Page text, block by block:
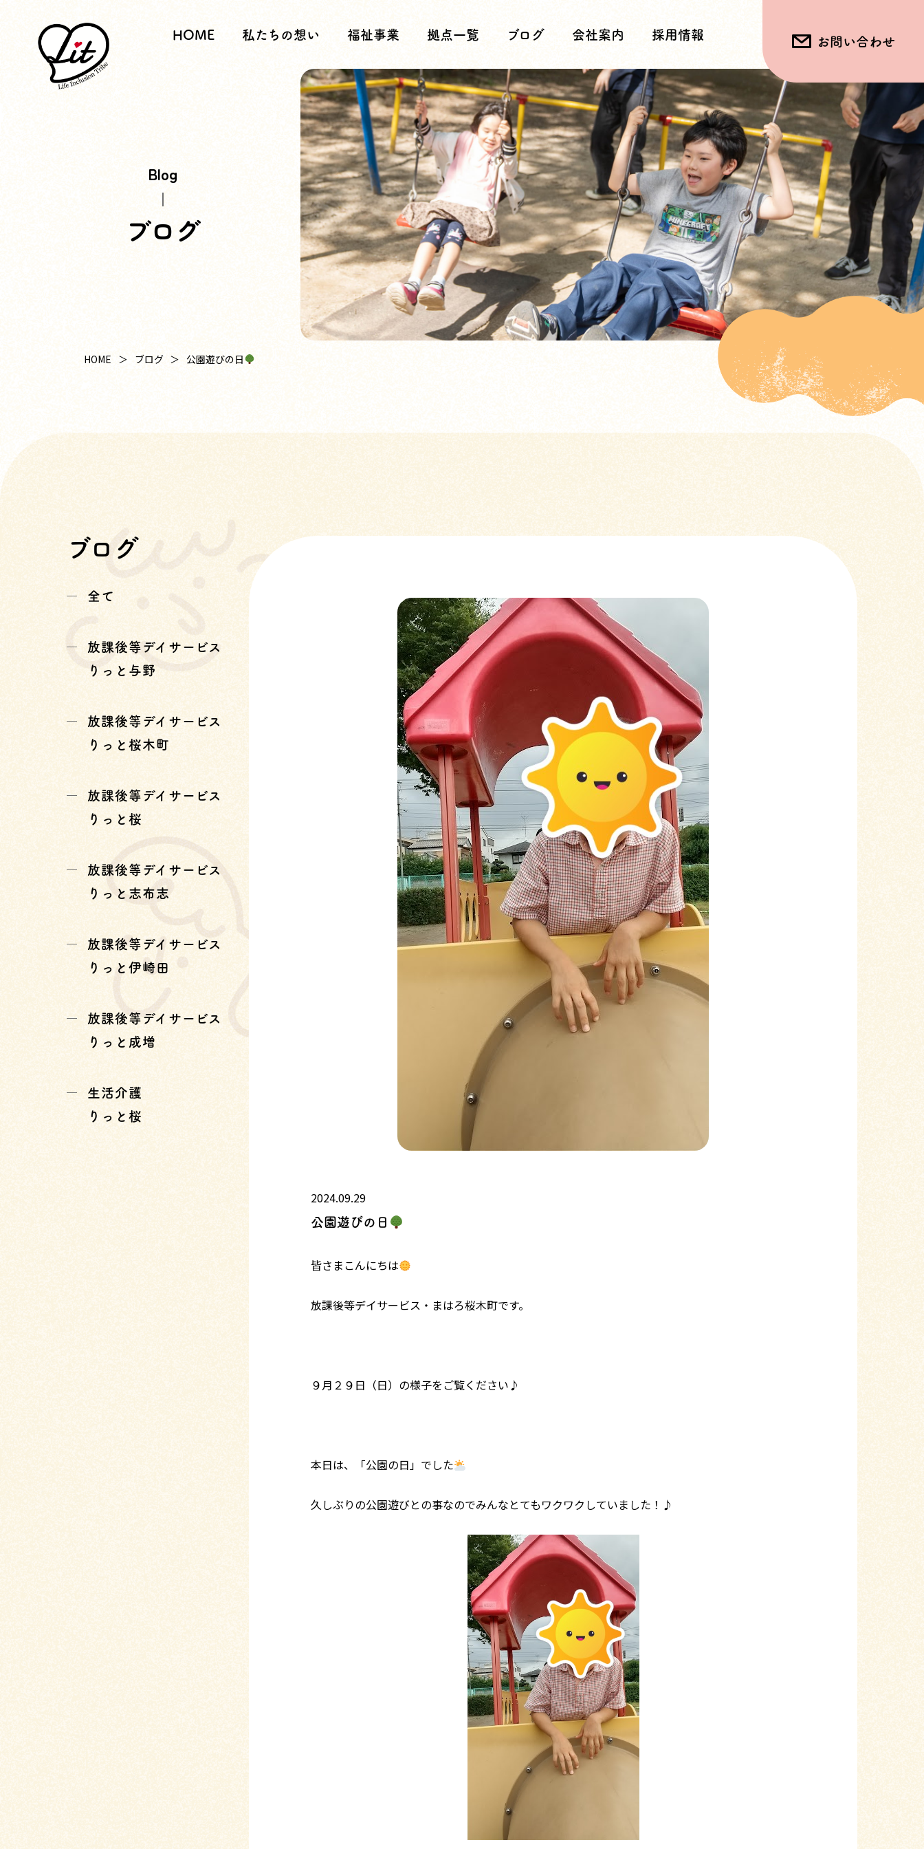
HOME 私たちの想い 福祉事業 拠点一覧 ブログ 会社案内 採用情報
お問い合わせ
Blog
ブログ
HOME ブログ 公園遊びの日
2024.09.29
公園遊びの日
皆さまこんにちは
放課後等デイサービス・まはろ桜木町です。
９月２９日（日）の様子をご覧ください♪
本日は、「公園の日」でした
久しぶりの公園遊びとの事なのでみんなとてもワクワクしていました！♪
ブログ
全て
放課後等デイサービス
りっと与野
放課後等デイサービス
りっと桜木町
放課後等デイサービス
りっと桜
放課後等デイサービス
りっと志布志
放課後等デイサービス
りっと伊崎田
放課後等デイサービス
りっと成増
生活介護
りっと桜